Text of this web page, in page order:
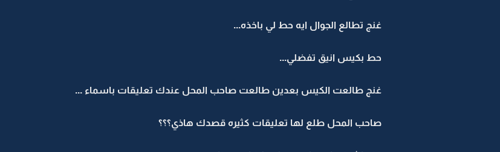
غنج تطالع الجوال ايه حط لي باخذه...
حط بكيس انيق تفضلي...
غنج طالعت الكيس بعدين طالعت صاحب المحل عندك تعليقات باسماء ...
صاحب المحل طلع لها تعليقات كثيره قصدك هاذي؟؟؟